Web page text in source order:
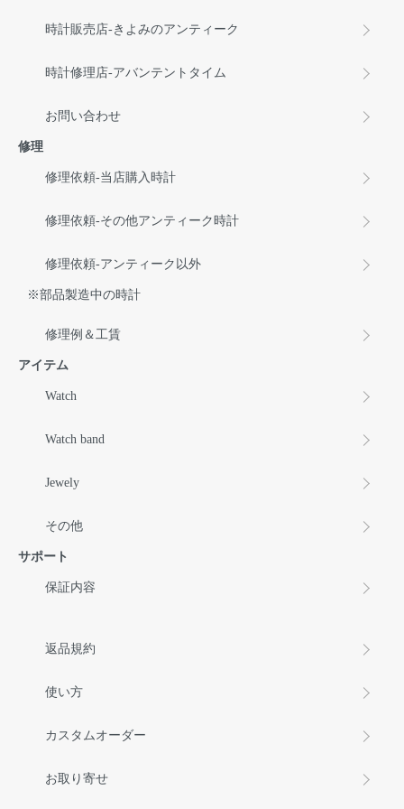
時計販売店-きよみのアンティーク
時計修理店-アバンテントタイム
お問い合わせ
修理
修理依頼-当店購入時計
修理依頼-その他アンティーク時計
修理依頼-アンティーク以外
※部品製造中の時計
修理例＆工賃
アイテム
Watch
Watch band
Jewely
その他
サポート
保証内容
返品規約
使い方
カスタムオーダー
お取り寄せ